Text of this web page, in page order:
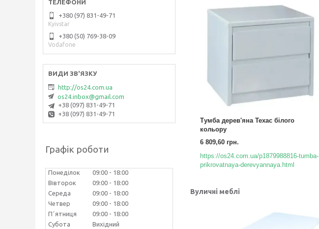
Тумба дерев'яна Техас білого
кольору
6 809,60 грн.
https://os24.com.ua/p1879988816-tumba-
prikrovatnaya-derevyannaya.html
Вуличні меблі
+380 (97) 831-49-71
Kyivstar
+380 (50) 769-38-09
Vodafone
http://os24.com.ua
os24.inbox@gmail.com
+38 (097) 831-49-71
+38 (097) 831-49-71
Графік роботи
Понеділок 09:00
18:00
Вівторок
09:00
18:00
Середа
09:00
18:00
Четвер
09:00
18:00
Пʼятниця
09:00
18:00
Субота
Вихідний